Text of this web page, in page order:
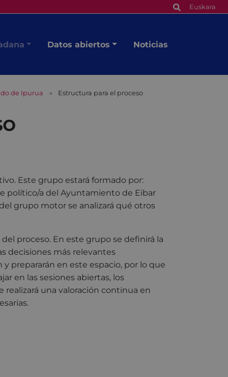
Euskara
Datos abiertos Noticias
de Ipurua Estructura para el proceso
Este grupo estará formado por:
político/a del Ayuntamiento de Eibar
grupo motor se analizará qué otros
proceso. En este grupo se definirá la
decisiones más relevantes
y prepararán en este espacio, por lo que
en las sesiones abiertas, los
realizará una valoración continua en